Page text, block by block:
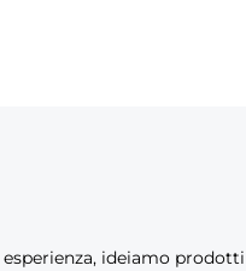
ideiamo prodotti